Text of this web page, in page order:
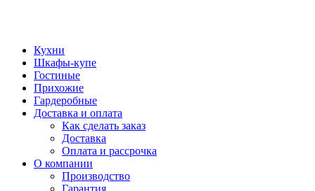
Кухни
Шкафы-купе
Гостиные
Прихожие
Гардеробные
Доставка и оплата
Как сделать заказ
Доставка
Оплата и рассрочка
О компании
Производство
Гарантия